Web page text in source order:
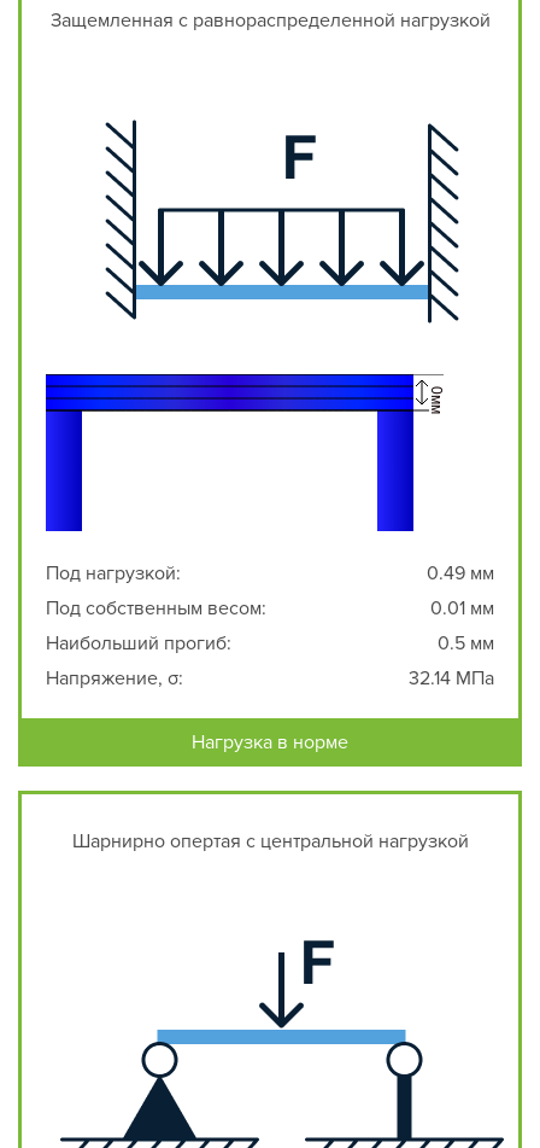
Защемленная с равнораспределенной нагрузкой
Под нагрузкой:
0.49 мм
Под собственным весом:
0.01 мм
Наибольший прогиб:
0.5 мм
Напряжение, σ:
32.14 МПа
Нагрузка в норме
Шарнирно опертая с центральной нагрузкой